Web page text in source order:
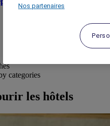
categories
les hôtels
Nos partenaires